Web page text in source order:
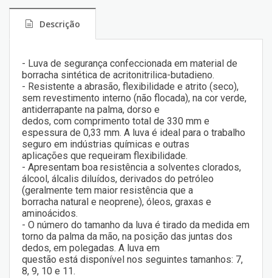
Descrição
- Luva de segurança confeccionada em material de
borracha sintética de acritonitrilica-butadieno.
- Resistente a abrasão, flexibilidade e atrito (seco),
sem revestimento interno (não flocada), na cor verde,
antiderrapante na palma, dorso e
dedos, com comprimento total de 330 mm e
espessura de 0,33 mm. A luva é ideal para o trabalho
seguro em indústrias químicas e outras
aplicações que requeiram flexibilidade.
- Apresentam boa resistência a solventes clorados,
álcool, álcalis diluídos, derivados do petróleo
(geralmente tem maior resistência que a
borracha natural e neoprene), óleos, graxas e
aminoácidos.
- O número do tamanho da luva é tirado da medida em
torno da palma da mão, na posição das juntas dos
dedos, em polegadas. A luva em
questão está disponível nos seguintes tamanhos: 7,
8, 9, 10 e 11.